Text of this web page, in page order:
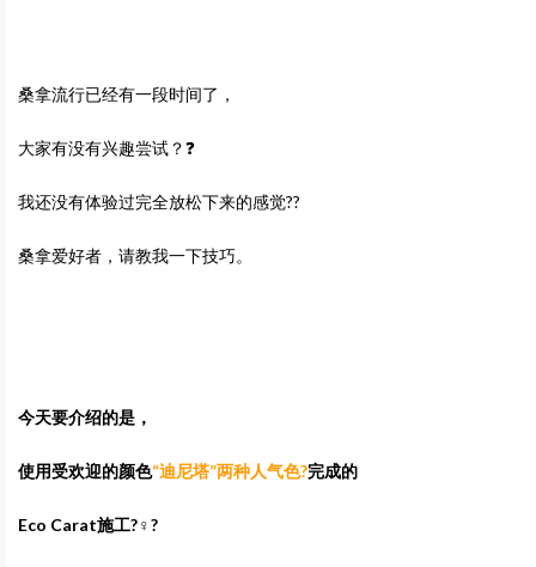
桑拿流行已经有一段时间了，
大家有没有兴趣尝试？❓
我还没有体验过完全放松下来的感觉??
桑拿爱好者，请教我一下技巧。
今天要介绍的是，
使用受欢迎的颜色“迪尼塔”两种人气色?完成的
Eco Carat施工?‍♀️?